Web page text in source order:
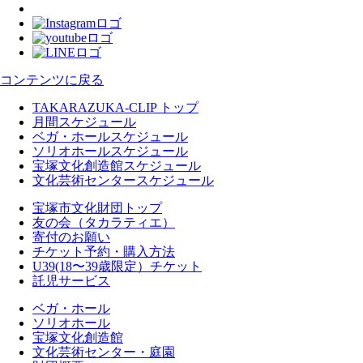
コンテンツに戻る
TAKARAZUKA-CLIP トップ
月間スケジュール
ベガ・ホールスケジュール
ソリオホールスケジュール
宝塚文化創造館スケジュール
文化芸術センタースケジュール
宝塚市文化財団トップ
友の会（タカラティエ）
寄付のお願い
チケット予約・購入方法
U39(18〜39歳限定）チケット
託児サービス
ベガ・ホール
ソリオホール
宝塚文化創造館
文化芸術センター・庭園